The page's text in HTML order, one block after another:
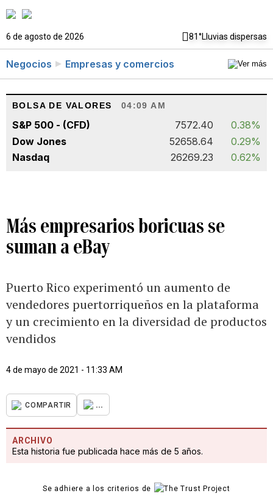
6 de agosto de 2026 81°Lluvias dispersas
Negocios Empresas y comercios
BOLSA DE VALORES 04:09 AM
S&P 500 - (CFD) 7572.40
0.38%
Dow Jones
52658.64
0.29%
Nasdaq
26269.23 0.62%
Más empresarios boricuas se
suman a eBay
Puerto Rico experimentó un aumento de
vendedores puertorriqueños en la plataforma
y un crecimiento en la diversidad de productos
vendidos
4 de mayo de 2021 - 11:33 AM
COMPARTIR ...
ARCHIVO
Esta historia fue publicada hace más de 5 años.
Se adhiere a los criterios de